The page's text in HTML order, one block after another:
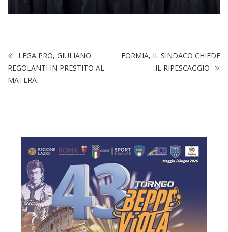
LEGA PRO, GIULIANO
REGOLANTI IN PRESTITO AL
MATERA
FORMIA, IL SINDACO CHIEDE
IL RIPESCAGGIO